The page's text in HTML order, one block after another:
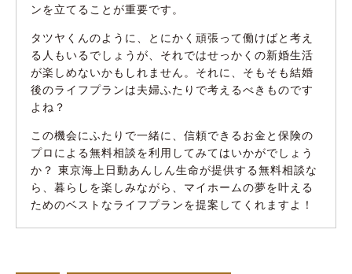
ンを立てることが重要です。
タツヤくんのように、とにかく頑張って働けばと考え
る人もいるでしょうが、それではせっかくの新婚生活
が楽しめないかもしれません。それに、そもそも結婚
後のライフプランは夫婦ふたりで考えるべきものです
よね？
この機会にふたりで一緒に、信頼できるお金と保険の
プロによる無料相談を利用してみてはいかがでしょう
か？ 東京海上日動あんしん生命が提供する無料相談な
ら、暮らしを楽しみながら、マイホームの夢を叶える
ためのベストなライフプランを提案してくれますよ！